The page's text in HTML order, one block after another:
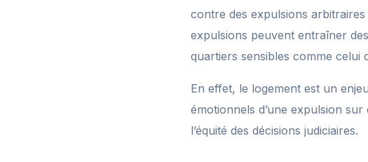
contre des expulsions
expulsions peuvent entraîner
quartiers sensibles comme celui
En effet, le logement est un
émotionnels d’une expulsion
l’équité des décisions judiciaires.